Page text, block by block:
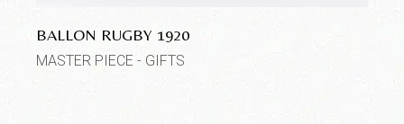
BALLON RUGBY 1920
MASTER PIECE - GIFTS